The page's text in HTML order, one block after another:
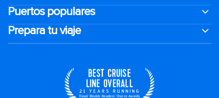
Puertos populares
Prepara tu viaje